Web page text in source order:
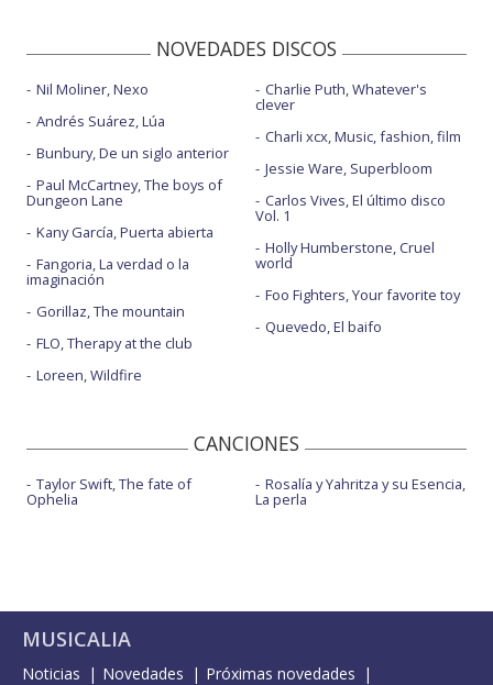
NOVEDADES DISCOS
Nil Moliner, Nexo
Andrés Suárez, Lúa
Bunbury, De un siglo anterior
Paul McCartney, The boys of
Dungeon Lane
Kany García, Puerta abierta
Fangoria, La verdad o la
imaginación
Gorillaz, The mountain
FLO, Therapy at the club
Loreen, Wildfire
Charlie Puth, Whatever's
clever
Charli xcx, Music, fashion, film
Jessie Ware, Superbloom
Carlos Vives, El último disco
Vol. 1
Holly Humberstone, Cruel
world
Foo Fighters, Your favorite toy
Quevedo, El baifo
CANCIONES
Taylor Swift, The fate of
Ophelia
Rosalía y Yahritza y su Esencia,
La perla
MUSICALIA
Noticias Novedades
Próximas novedades